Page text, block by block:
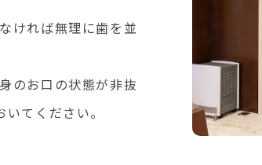
ければ無理に歯を並
のお口の状態が非抜
てください。